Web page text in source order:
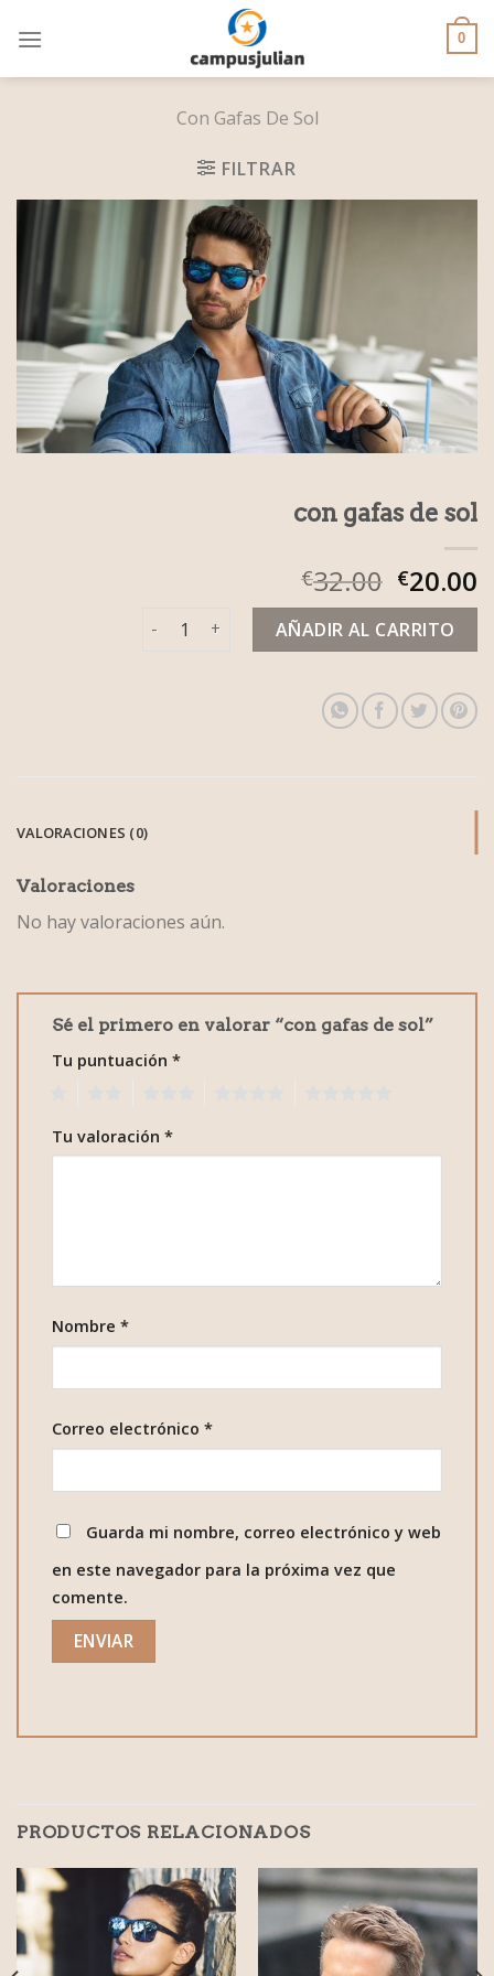
0
Con Gafas De Sol
FILTRAR
con gafas de sol
€32.00 €20.00
con gafas de sol cantidadAÑADIR AL CARRITO
VALORACIONES (0)
Valoraciones
No hay valoraciones aún.
Sé el primero en valorar “con gafas de sol”
Tu puntuación *
Tu valoración *
Nombre *
Correo electrónico *
Guarda mi nombre, correo electrónico y web
en este navegador para la próxima vez que
comente.
PRODUCTOS RELACIONADOS